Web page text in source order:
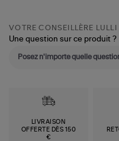
VOTRE CONSEILLÈRE LULLI
Une question sur ce produit ?
LIVRAISON
OFFERTE DÈS 150
€